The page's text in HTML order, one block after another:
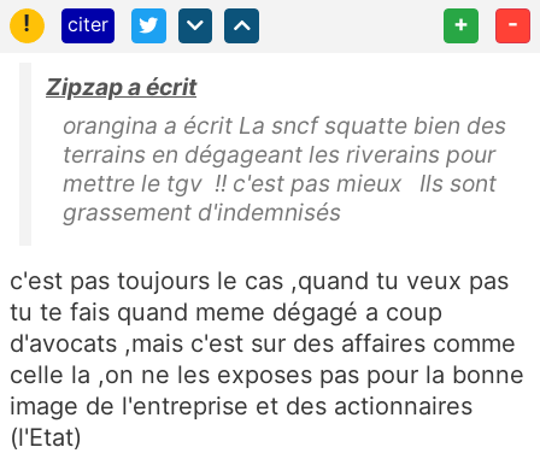
!
citer + -
Zipzap a écrit
orangina a écrit La sncf squatte bien des
terrains en dégageant les riverains pour
mettre le tgv !! c'est pas mieux Ils sont
grassement d'indemnisés
c'est pas toujours le cas ,quand tu veux pas
tu te fais quand meme dégagé a coup
d'avocats ,mais c'est sur des affaires comme
celle la ,on ne les exposes pas pour la bonne
image de l'entreprise et des actionnaires
(l'Etat)